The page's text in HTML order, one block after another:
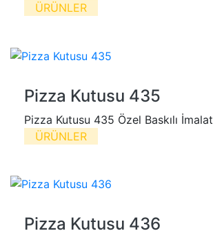
ÜRÜNLER
Pizza Kutusu 435
Pizza Kutusu 435 Özel Baskılı İmalat
ÜRÜNLER
Pizza Kutusu 436